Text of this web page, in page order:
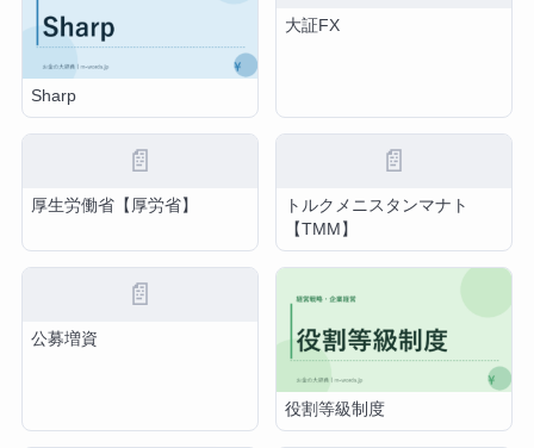
Sharp
大証FX
📄
厚生労働省【厚労省】
📄
トルクメニスタンマナト
【TMM】
📄
公募増資
役割等級制度